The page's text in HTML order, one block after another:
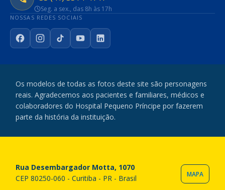
Seg. a sex., das 8h às 17h
NOSSAS REDES SOCIAIS
FacebookInstagram
TikTokYouTubeLinkedIn
Os modelos de todas as fotos deste site são personagens
reais. Agradecemos aos pacientes e familiares, médicos e
colaboradores do Hospital Pequeno Príncipe por fazerem
parte da história da instituição.
Rua Desembargador Motta, 1070
CEP 80250-060 - Curitiba - PR - Brasil
MAPA